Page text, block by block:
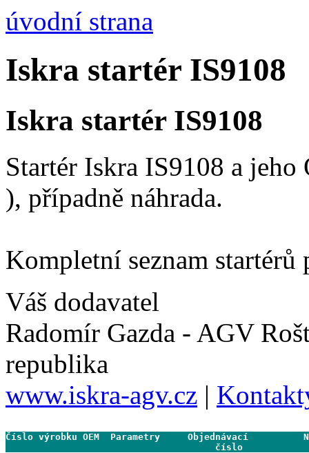
úvodní strana
Iskra startér IS9108
Iskra startér IS9108
Startér Iskra IS9108 a
), případně náhrada.
Kompletní seznam
Váš dodavatel
Radomír Gazda - AGV
republika
www.iskra-agv.cz |
Číslo výrobku OEM  Parametry